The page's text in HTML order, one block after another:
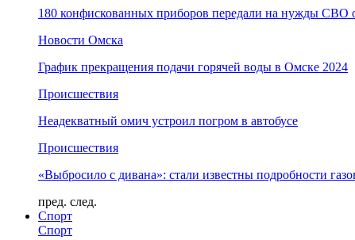
180 конфискованных приборов передали на нужды СВО
Новости Омска
График прекращения подачи горячей воды в Омске 2024
Происшествия
Неадекватный омич устроил погром в автобусе
Происшествия
«Выбросило с дивана»: стали известны подробности
пред. след.
Спорт
Спорт